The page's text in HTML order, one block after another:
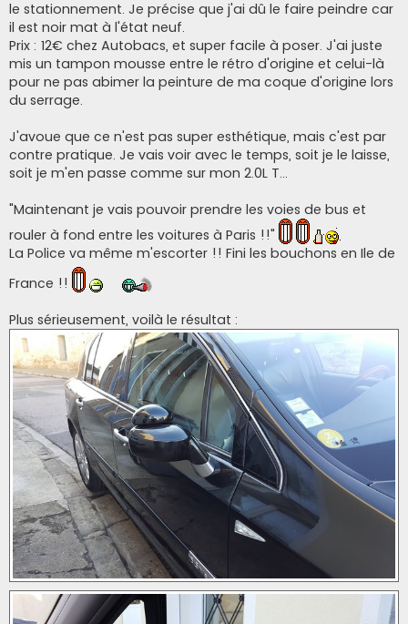
le stationnement. Je précise que j'ai dû le faire peindre car
il est noir mat à l'état neuf.
Prix : 12€ chez Autobacs, et super facile à poser. J'ai juste
mis un tampon mousse entre le rétro d'origine et celui-là
pour ne pas abimer la peinture de ma coque d'origine lors
du serrage.
J'avoue que ce n'est pas super esthétique, mais c'est par
contre pratique. Je vais voir avec le temps, soit je le laisse,
soit je m'en passe comme sur mon 2.0L T...
"Maintenant je vais pouvoir prendre les voies de bus et
rouler à fond entre les voitures à Paris !!"
La Police va même m'escorter !! Fini les bouchons en Ile de
France !!
Plus sérieusement, voilà le résultat :